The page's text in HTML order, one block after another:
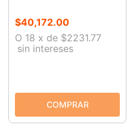
$40,172.00
O 18 x de $2231.77
sin intereses